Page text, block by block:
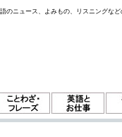
のニュース、よみもの、リスニングな